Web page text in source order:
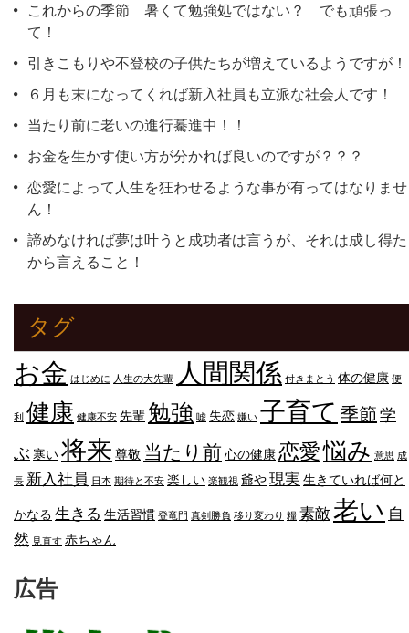
これからの季節 暑くて勉強処ではない？ でも頑張っ
て！
引きこもりや不登校の子供たちが増えているようですが！
６月も末になってくれば新入社員も立派な社会人です！
当たり前に老いの進行驀進中！！
お金を生かす使い方が分かれば良いのですが？？？
恋愛によって人生を狂わせるような事が有ってはなりませ
ん！
諦めなければ夢は叶うと成功者は言うが、それは成し得た
から言えること！
タグ
お金 はじめに 人生の大先輩 人間関係 付きまとう 体の健康 便
利 健康 健康不安 先輩勉強 嘘 失恋 嫌い 子育て 季節学
ぶ 寒い将来 尊敬 当たり前 心の健康恋愛悩み 意思 成
長 新入社員 日本 期待と不安 楽しい 楽観視 爺や現実 生きていれば何と
かなる 生きる 生活習慣 登竜門 真剣勝負 移り変わり 糧 素敵 老い 自
然 見直す 赤ちゃん
広告